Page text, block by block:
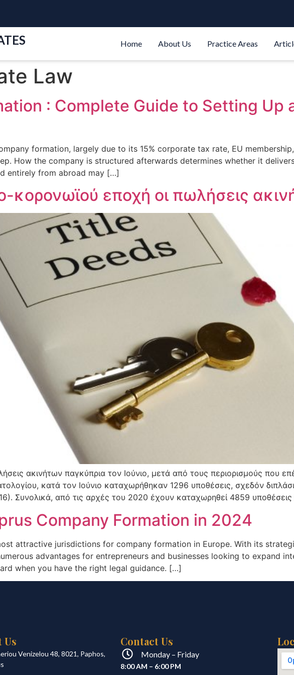
Home About Us Practice Areas
Law
: Complete Guide to Setting Up
formation, largely due to its 15% corporate tax rate, EU
How the company is structured afterwards determines whether it
entirely from abroad may […]
κορονωϊού εποχή οι πωλήσεις
ακινήτων παγκύπρια τον Ιούνιο, μετά από τους περιορισμούς που
κατά τον Ιούνιο καταχωρήθηκαν 1296 υποθέσεις, σχεδόν
Συνολικά, από τις αρχές του 2020 έχουν καταχωρηθεί 4859
Company Formation in 2024
attractive jurisdictions for company formation in Europe. With its
advantages for entrepreneurs and businesses looking to expand
when you have the right legal guidance. […]
Us
Venizelou 48, 8021, Paphos,
Contact Us
Monday – Friday
8:00 AM – 6:00 PM